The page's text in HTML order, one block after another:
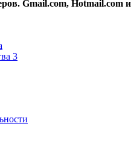
Gmail.com, Hotmail.com и
3